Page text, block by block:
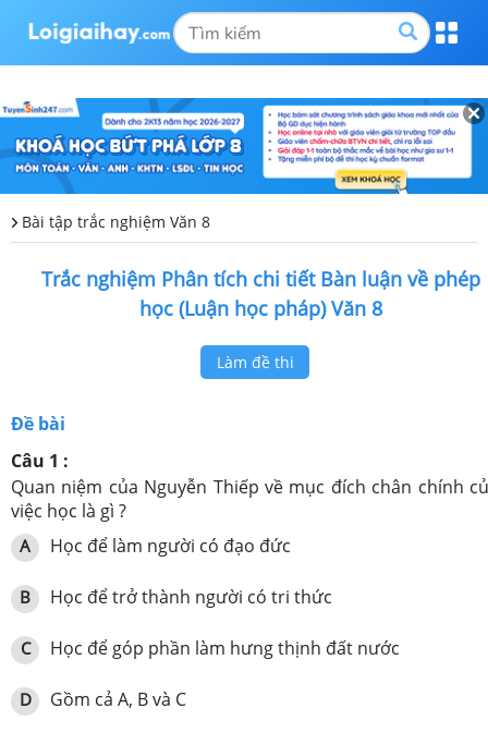
Bài tập trắc nghiệm Văn 8
Trắc nghiệm Phân tích chi tiết Bàn luận về phép
học (Luận học pháp) Văn 8
Làm đề thi
Đề bài
Câu 1 :
Quan niệm của Nguyễn Thiếp về mục đích chân chính
việc học là gì ?
A Học để làm người có đạo đức
B Học để trở thành người có tri thức
C Học để góp phần làm hưng thịnh đất nước
D
Gồm cả A, B và C